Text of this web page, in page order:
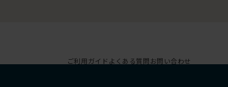
ご利用ガイド よくある質問お問い合わせ